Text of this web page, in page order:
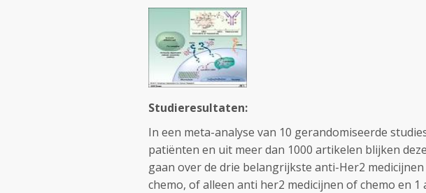
Studieresultaten:
In een meta-analyse van 10 gerandomiseerde
patiënten en uit meer dan 1000 artikelen blijken
gaan over de drie belangrijkste anti-Her2
chemo, of alleen anti her2 medicijnen of chemo en 1